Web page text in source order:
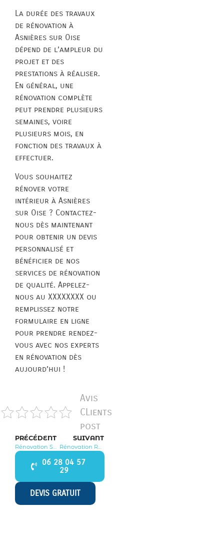
La durée des travaux
de rénovation à
Asnières sur Oise
dépend de l’ampleur du
projet et des
prestations à réaliser.
En général, une
rénovation complète
peut prendre plusieurs
semaines, voire
plusieurs mois, en
fonction des travaux à
effectuer.
Vous souhaitez
rénover votre
intérieur à Asnières
sur Oise ? Contactez-
nous dès maintenant
pour obtenir un devis
personnalisé et
bénéficier de nos
services de rénovation
de qualité. Appelez-
nous au XXXXXXXX ou
remplissez notre
formulaire en ligne
pour prendre rendez-
vous avec nos experts
en rénovation dès
aujourd’hui !
Avis
CLients
post
PRÉCÉDENT
Rénovation Saint Jean de Beauregard 91940
SUIVANT
Rénovation Ronquerolles 95340
06 28 04 57
29
DEVIS GRATUIT